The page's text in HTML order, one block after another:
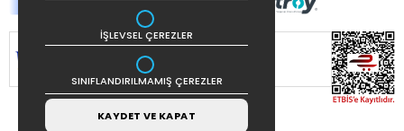
KORUNMAKTADIR.
İŞLEVSEL ÇEREZLER
SINIFLANDIRILMAMIŞ ÇEREZLER
KAYDET VE KAPAT